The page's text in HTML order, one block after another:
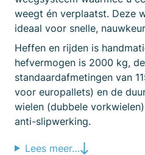
weegt én verplaatst. Deze
ideaal voor snelle,
Heffen en rijden is
hefvermogen is 2000 kg,
standaardafmetingen van
voor europallets) en de
wielen (dubbele
anti-slipwerking.
Lees meer…